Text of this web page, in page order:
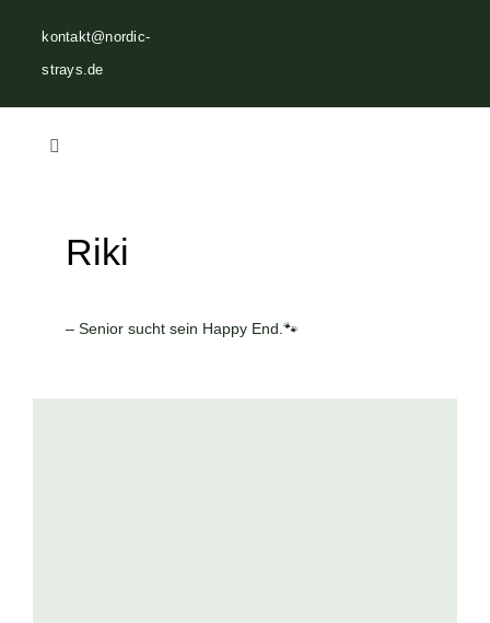
Inhalt
springen
kontakt@nordic-
strays.de
Riki
– Senior sucht sein Happy End.🐾